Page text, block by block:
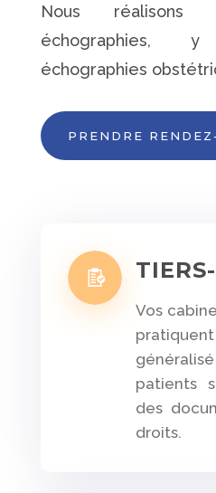
Nous réalisons
échographies,
échographies
PRENDRE
Vos
patients
des
droits.